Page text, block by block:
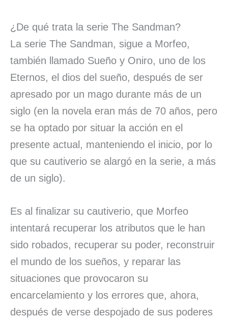
¿De qué trata la serie The Sandman?
La serie The Sandman, sigue a Morfeo,
también llamado Sueño y Oniro, uno de los
Eternos, el dios del sueño, después de ser
apresado por un mago durante más de un
siglo (en la novela eran más de 70 años, pero
se ha optado por situar la acción en el
presente actual, manteniendo el inicio, por lo
que su cautiverio se alargó en la serie, a más
de un siglo).
Es al finalizar su cautiverio, que Morfeo
intentará recuperar los atributos que le han
sido robados, recuperar su poder, reconstruir
el mundo de los sueños, y reparar las
situaciones que provocaron su
encarcelamiento y los errores que, ahora,
después de verse despojado de sus poderes